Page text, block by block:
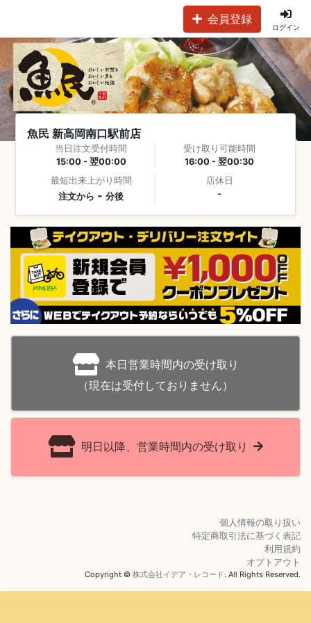
会員登録
ログイン
魚民 新高岡南口駅前店
当日注文受付時間
15:00 - 翌00:00
受け取り可能時間
16:00 - 翌00:30
最短出来上がり時間
注文から - 分後
店休日
-
本日営業時間内の受け取り
（現在は受付しておりません）
明日以降、営業時間内の受け取り
個人情報の取り扱い
特定商取引法に基づく表記
利用規約
オプトアウト
Copyright © 株式会社イデア・レコード. All Rights Reserved.